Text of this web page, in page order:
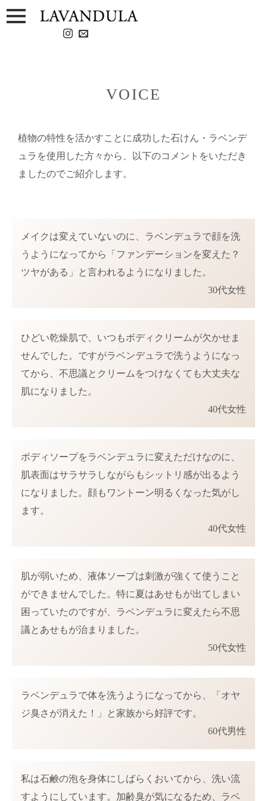
VOICE
植物の特性を活かすことに成功した石けん・ラベンデ
ュラを使用した方々から、
以下のコメントをいただき
ましたのでご紹介します。
メイクは変えていないのに、ラベンデュラで顔を洗
うようになってから「ファンデーションを変えた？
ツヤがある」と言われるようになりました。
30代女性
ひどい乾燥肌で、いつもボディクリームが欠かせま
せんでした。ですがラベンデュラで洗うようになっ
てから、不思議とクリームをつけなくても大丈夫な
肌になりました。
40代女性
ボディソープをラベンデュラに変えただけなのに、
肌表面はサラサラしながらもシットリ感が出るよう
になりました。顔もワントーン明るくなった気がし
ます。
40代女性
肌が弱いため、液体ソープは刺激が強くて使うこと
ができませんでした。特に夏はあせもが出てしまい
困っていたのですが、ラベンデュラに変えたら不思
議とあせもが治まりました。
50代女性
ラベンデュラで体を洗うようになってから、「オヤ
ジ臭さが消えた！」と家族から好評です。
60代男性
私は石鹸の泡を身体にしばらくおいてから、洗い流
すようにしています。加齢臭が気になるため、ラベ